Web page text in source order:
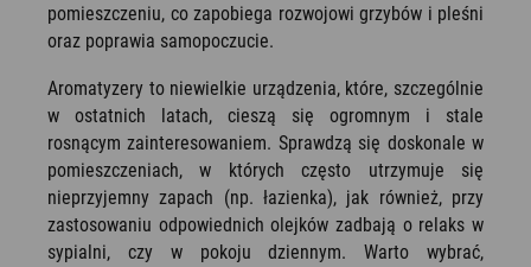
pomieszczeniu, co zapobiega rozwojowi grzybów i pleśni
oraz poprawia samopoczucie.
Aromatyzery to niewielkie urządzenia, które, szczególnie
w ostatnich latach, cieszą się ogromnym i stale
rosnącym zainteresowaniem. Sprawdzą się doskonale w
pomieszczeniach, w których często utrzymuje się
nieprzyjemny zapach (np. łazienka), jak również, przy
zastosowaniu odpowiednich olejków zadbają o relaks w
sypialni, czy w pokoju dziennym. Warto wybrać,